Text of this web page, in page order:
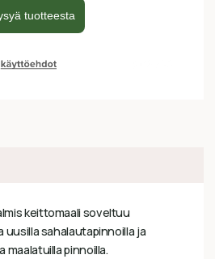
keittomaali soveltuu
sahalautapinnoilla ja
maalatuilla pinnoilla.